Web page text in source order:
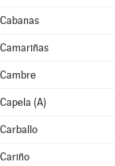
Cabanas
Camariñas
Cambre
Capela (A)
Carballo
Cariño